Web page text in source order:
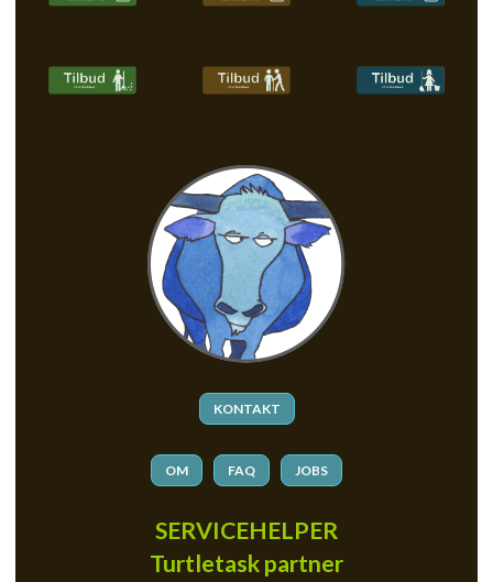
KONTAKT
OM FAQ JOBS
SERVICEHELPER
Turtletask partner